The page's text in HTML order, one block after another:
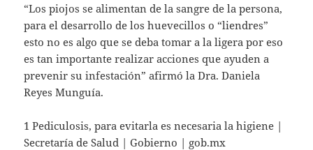
“Los piojos se alimentan de la sangre de la persona,
para el desarrollo de los huevecillos o “liendres”
esto no es algo que se deba tomar a la ligera por eso
es tan importante realizar acciones que ayuden a
prevenir su infestación” afirmó la Dra. Daniela
Reyes Munguía.
1 Pediculosis, para evitarla es necesaria la higiene |
Secretaría de Salud | Gobierno | gob.mx